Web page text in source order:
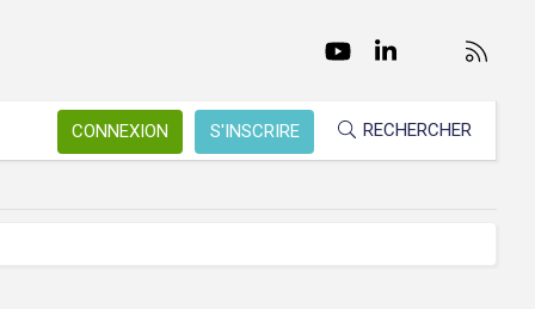
FacebookTwitter youtubeLinkedInNous
CONNEXION S'INSCRIRE RECHERCHER